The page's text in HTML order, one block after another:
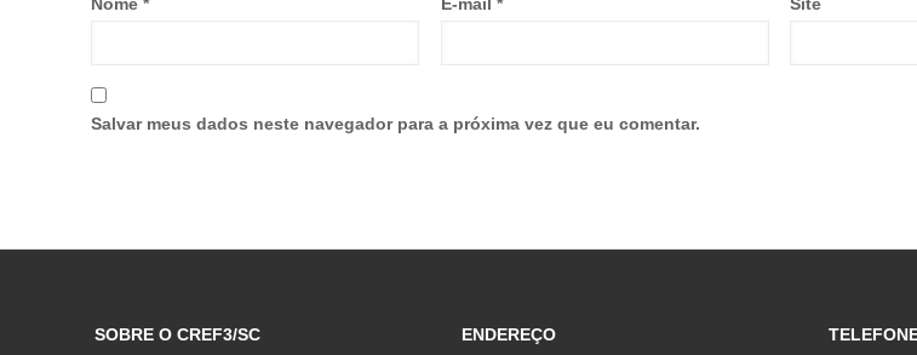
Salvar meus dados neste navegador para a próxima vez que eu comentar.
SOBRE O CREF3/SC ENDEREÇO